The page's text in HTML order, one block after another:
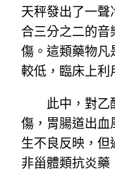
天秤發出了一
合三分之二的音
傷。這類藥物凡
較低，臨床上利
此中，對乙
傷，胃腸道出血
生不良反映，但
非甾體類抗炎